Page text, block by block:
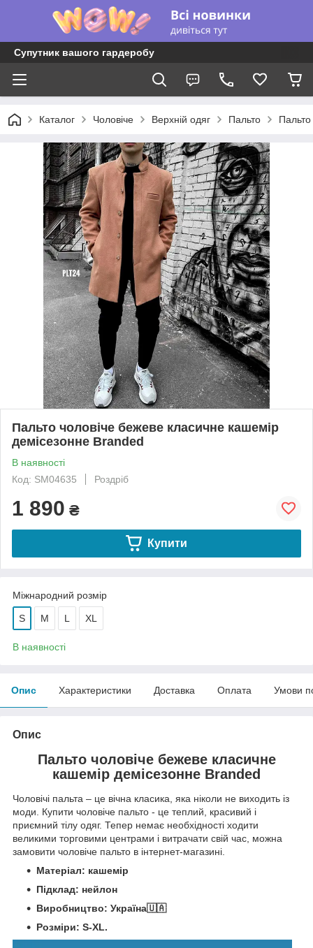
Супутник вашого гардеробу
Каталог Чоловіче Верхній одяг Пальто
Пальто чоловіче бежеве класичне кашемір
демісезонне Branded
В наявності
Код: SM04635
Роздріб
1 890 ₴
Купити
Міжнародний розмір
S M L XL
В наявності
Опис Характеристики Доставка Оплата Умови
Опис
Пальто чоловіче бежеве класичне
кашемір демісезонне Branded
Чоловічі пальта – це вічна класика, яка ніколи не виходить із
моди. Купити чоловіче пальто - це теплий, красивий і
приємний тілу одяг. Тепер немає необхідності ходити
великими торговими центрами і витрачати свій час, можна
замовити чоловіче пальто в інтернет-магазині.
Матеріал: кашемір
Підклад: нейлон
Виробництво: Україна🇺🇦
Розміри: S-ХL.